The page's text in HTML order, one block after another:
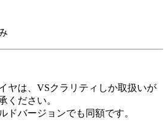
ヤは、VSクラリティしか取扱いが
ください。
バージョンでも同額です。